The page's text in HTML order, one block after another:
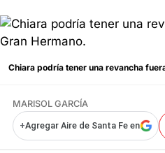
Chiara podría tener una revancha
MARISOL GARCÍA
+Agregar Aire de Santa Fe en